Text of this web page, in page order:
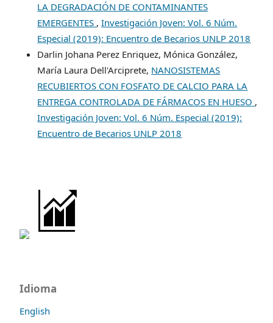
LA DEGRADACIÓN DE CONTAMINANTES
EMERGENTES ,Investigación Joven: Vol. 6 Núm.
Especial (2019): Encuentro de Becarios UNLP 2018
Darlin Johana Perez Enriquez, Mónica González,
María Laura Dell'Arciprete, NANOSISTEMAS
RECUBIERTOS CON FOSFATO DE CALCIO PARA LA
ENTREGA CONTROLADA DE FÁRMACOS EN HUESO ,
Investigación Joven: Vol. 6 Núm. Especial (2019):
Encuentro de Becarios UNLP 2018
Idioma
English